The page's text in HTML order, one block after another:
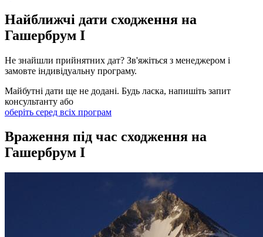
Найближчі дати сходження на
Гашербрум I
Не знайшли прийнятних дат? Зв'яжіться з менеджером і
замовте індивідуальну програму.
Майбутні дати ще не додані. Будь ласка, напишіть запит
консультанту або
оберіть серед всіх програм
Враження під час сходження на
Гашербрум I